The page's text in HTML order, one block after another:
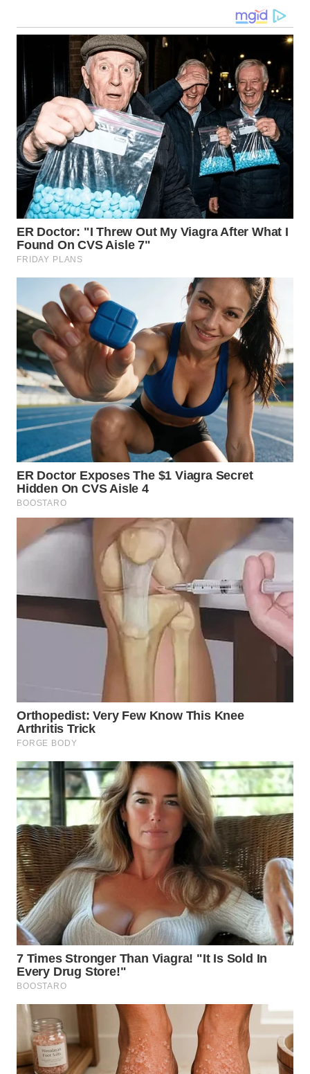
KALTARA
KALSEL
WN
KALTIM
WN
SULSEL
WN
GORONTALO
WN
MALUKU
WN
MALUT
WN
WN
DANAU
TOBA
WN
LANGKAT
TANJUNG
LESUNG
WN
KARO
WN
SIMALUNGUN
WN
LABUHANBATU
WN
TAPANULI
TENGAH
SERDANG
WN
TEBING